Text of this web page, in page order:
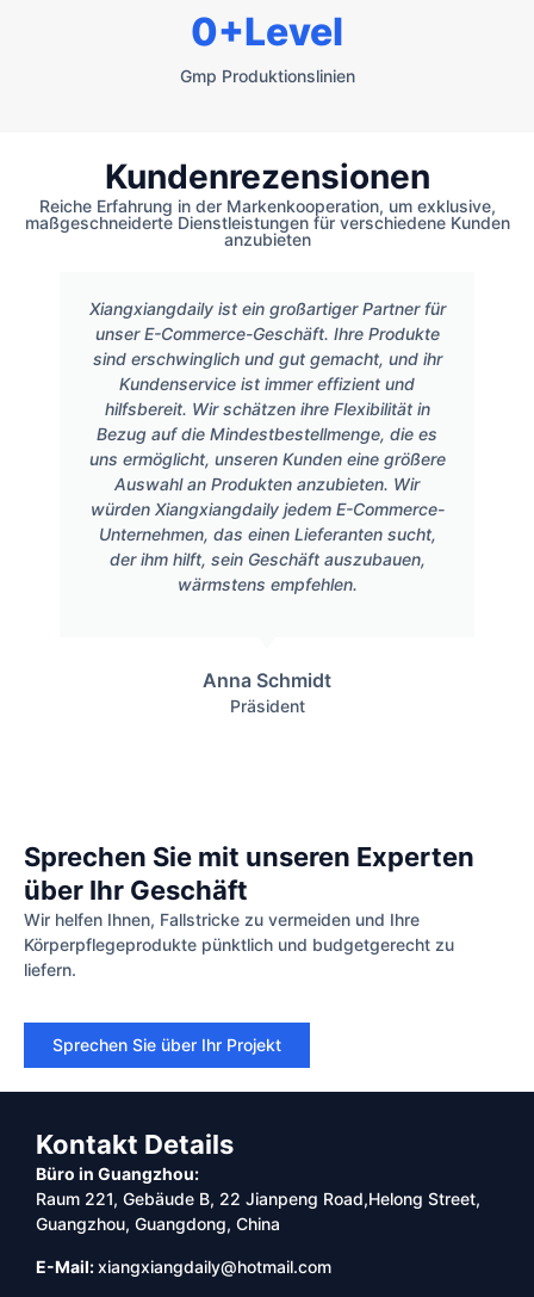
Gmp Produktionslinien
0+Level
Kundenrezensionen
Reiche Erfahrung in der Markenkooperation, um exklusive,
maßgeschneiderte Dienstleistungen für verschiedene Kunden
anzubieten
Xiangxiangdaily ist ein großartiger Partner für
unser E-Commerce-Geschäft. Ihre Produkte
sind erschwinglich und gut gemacht, und ihr
Kundenservice ist immer effizient und
hilfsbereit. Wir schätzen ihre Flexibilität in
Bezug auf die Mindestbestellmenge, die es
uns ermöglicht, unseren Kunden eine größere
Auswahl an Produkten anzubieten. Wir
würden Xiangxiangdaily jedem E-Commerce-
Unternehmen, das einen Lieferanten sucht,
der ihm hilft, sein Geschäft auszubauen,
wärmstens empfehlen.
Anna Schmidt
Präsident
Sprechen Sie mit unseren Experten
über Ihr Geschäft
Wir helfen Ihnen, Fallstricke zu vermeiden und Ihre
Körperpflegeprodukte pünktlich und budgetgerecht zu
liefern.
Sprechen Sie über Ihr Projekt
Kontakt Details
Büro in Guangzhou:
Raum 221, Gebäude B, 22 Jianpeng Road,Helong Street,
Guangzhou, Guangdong, China
E-Mail:xiangxiangdaily@hotmail.com